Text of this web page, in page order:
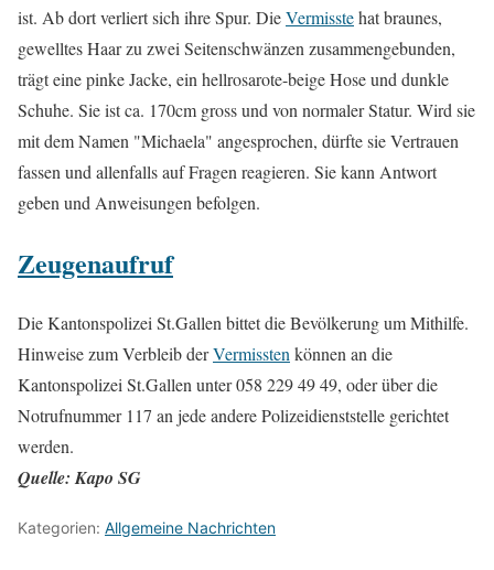
ist. Ab dort verliert sich ihre Spur. DieVermisstehat braunes,
gewelltes Haar zu zwei Seitenschwänzen zusammengebunden,
trägt eine pinke Jacke, ein hellrosarote-beige Hose und dunkle
Schuhe. Sie ist ca. 170cm gross und von normaler Statur. Wird sie
mit dem Namen "Michaela" angesprochen, dürfte sie Vertrauen
fassen und allenfalls auf Fragen reagieren. Sie kann Antwort
geben und Anweisungen befolgen.
Zeugenaufruf
Die Kantonspolizei St.Gallen bittet die Bevölkerung um Mithilfe.
Hinweise zum Verbleib derVermisstenkönnen an die
Kantonspolizei St.Gallen unter 058 229 49 49, oder über die
Notrufnummer 117 an jede andere Polizeidienststelle gerichtet
werden.
Quelle: Kapo SG
Kategorien: Allgemeine Nachrichten